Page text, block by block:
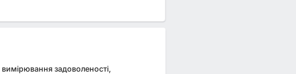
задоволеності,